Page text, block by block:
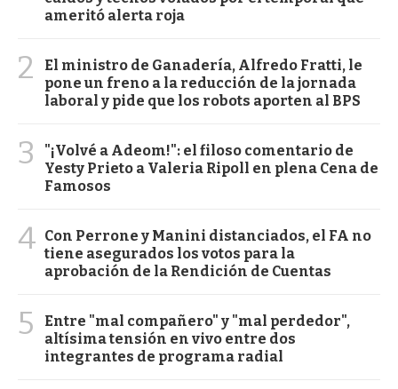
ameritó alerta roja
2
El ministro de Ganadería, Alfredo Fratti, le
pone un freno a la reducción de la jornada
laboral y pide que los robots aporten al BPS
3
"¡Volvé a Adeom!": el filoso comentario de
Yesty Prieto a Valeria Ripoll en plena Cena de
Famosos
4 Con Perrone y Manini distanciados, el FA no
tiene asegurados los votos para la
aprobación de la Rendición de Cuentas
5
Entre "mal compañero" y "mal perdedor",
altísima tensión en vivo entre dos
integrantes de programa radial